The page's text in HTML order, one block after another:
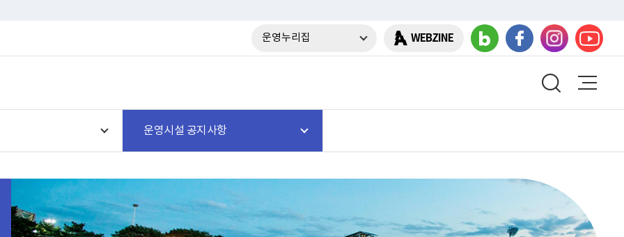
운영누리집 WEBZINE
운영시설 공지사항